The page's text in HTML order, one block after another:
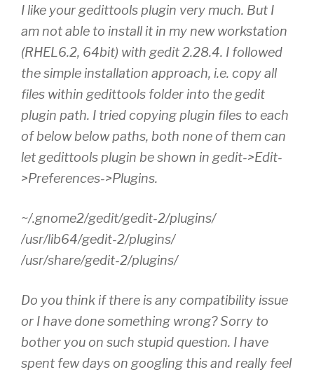
I like your gedittools plugin very much. But I
am not able to install it in my new workstation
(RHEL6.2, 64bit) with gedit 2.28.4. I followed
the simple installation approach, i.e. copy all
files within gedittools folder into the gedit
plugin path. I tried copying plugin files to each
of below below paths, both none of them can
let gedittools plugin be shown in gedit->Edit-
>Preferences->Plugins.
~/.gnome2/gedit/gedit-2/plugins/
/usr/lib64/gedit-2/plugins/
/usr/share/gedit-2/plugins/
Do you think if there is any compatibility issue
or I have done something wrong? Sorry to
bother you on such stupid question. I have
spent few days on googling this and really feel